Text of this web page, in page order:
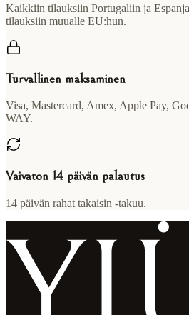
Kaikkiin tilauksiin Portugaliin ja
tilauksiin muualle EU:hun.
Turvallinen maksaminen
Visa, Mastercard, Amex, Apple Pay,
WAY.
Vaivaton 14 päivän palautus
14 päivän rahat takaisin -takuu.